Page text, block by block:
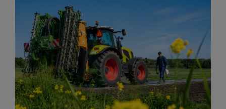
Jaarrekening controle
Belastingadvies
E-commerce
Ondernemer en privé
HR Advies
Ontvang meldingen bij belangrijke ontwikkelingen rondom
het topic: Stikstof
E-mailadres
Aanmelden